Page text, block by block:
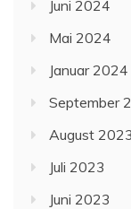
Juni 2024
Mai 2024
Januar 2024
September
August 2023
Juli 2023
Juni 2023